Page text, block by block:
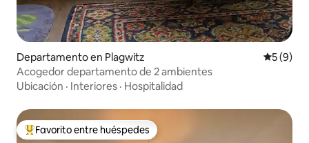
Departamento en Plagwitz
5 (9)
Acogedor departamento de 2 ambientes
Ubicación · Interiores · Hospitalidad
Favorito entre los huéspedes más destacados
Favorito entre huéspedes